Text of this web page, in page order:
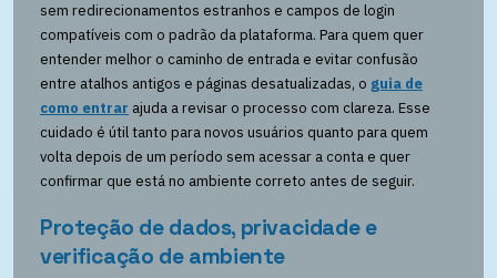
sem redirecionamentos estranhos e campos de login
compatíveis com o padrão da plataforma. Para quem quer
entender melhor o caminho de entrada e evitar confusão
entre atalhos antigos e páginas desatualizadas, o guia de
como entrar ajuda a revisar o processo com clareza. Esse
cuidado é útil tanto para novos usuários quanto para quem
volta depois de um período sem acessar a conta e quer
confirmar que está no ambiente correto antes de seguir.
Proteção de dados, privacidade e
verificação de ambiente